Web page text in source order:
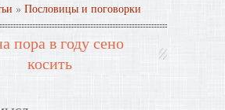
» Пословицы и поговорки
пора в году сено
косить